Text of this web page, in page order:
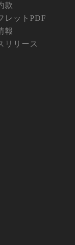
款
レットPDF
報
リリース